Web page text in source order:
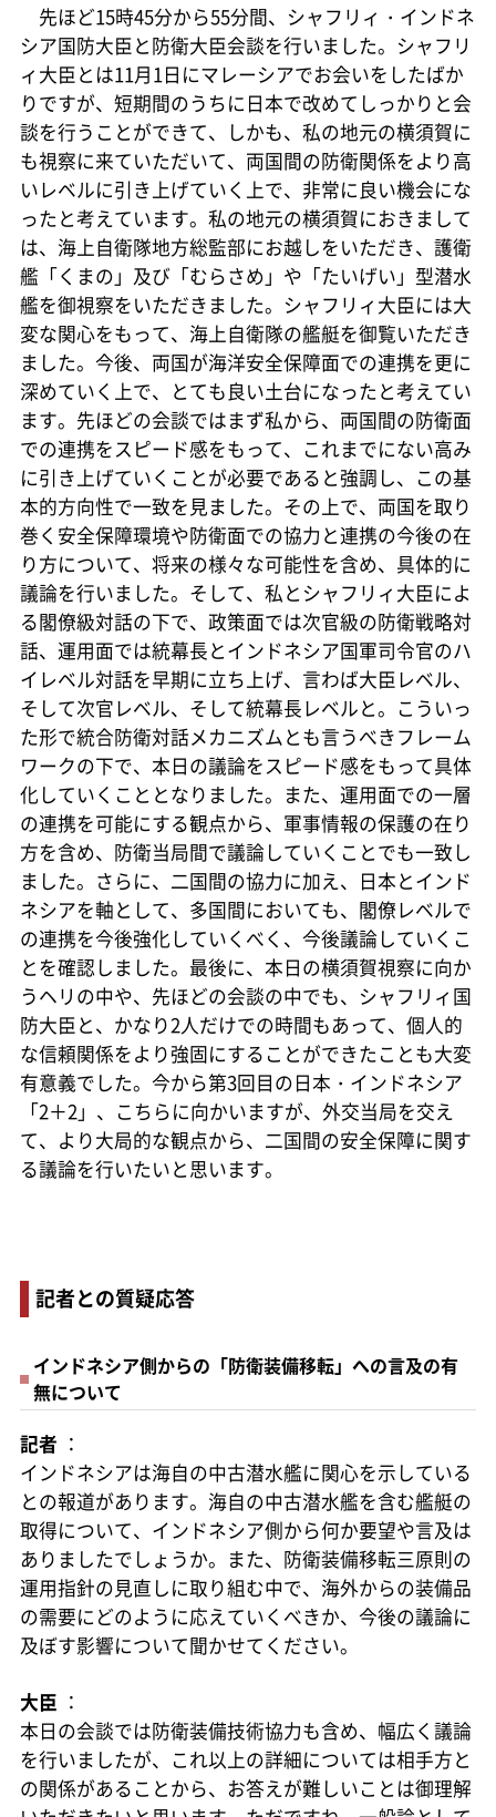
先ほど15時45分から55分間、シャフリィ・インドネ
シア国防大臣と防衛大臣会談を行いました。シャフリ
ィ大臣とは11月1日にマレーシアでお会いをしたばか
りですが、短期間のうちに日本で改めてしっかりと会
談を行うことができて、しかも、私の地元の横須賀に
も視察に来ていただいて、両国間の防衛関係をより高
いレベルに引き上げていく上で、非常に良い機会にな
ったと考えています。私の地元の横須賀におきまして
は、海上自衛隊地方総監部にお越しをいただき、護衛
艦「くまの」及び「むらさめ」や「たいげい」型潜水
艦を御視察をいただきました。シャフリィ大臣には大
変な関心をもって、海上自衛隊の艦艇を御覧いただき
ました。今後、両国が海洋安全保障面での連携を更に
深めていく上で、とても良い土台になったと考えてい
ます。先ほどの会談ではまず私から、両国間の防衛面
での連携をスピード感をもって、これまでにない高み
に引き上げていくことが必要であると強調し、この基
本的方向性で一致を見ました。その上で、両国を取り
巻く安全保障環境や防衛面での協力と連携の今後の在
り方について、将来の様々な可能性を含め、具体的に
議論を行いました。そして、私とシャフリィ大臣によ
る閣僚級対話の下で、政策面では次官級の防衛戦略対
話、運用面では統幕長とインドネシア国軍司令官のハ
イレベル対話を早期に立ち上げ、言わば大臣レベル、
そして次官レベル、そして統幕長レベルと。こういっ
た形で統合防衛対話メカニズムとも言うべきフレーム
ワークの下で、本日の議論をスピード感をもって具体
化していくこととなりました。また、運用面での一層
の連携を可能にする観点から、軍事情報の保護の在り
方を含め、防衛当局間で議論していくことでも一致し
ました。さらに、二国間の協力に加え、日本とインド
ネシアを軸として、多国間においても、閣僚レベルで
の連携を今後強化していくべく、今後議論していくこ
とを確認しました。最後に、本日の横須賀視察に向か
うヘリの中や、先ほどの会談の中でも、シャフリィ国
防大臣と、かなり2人だけでの時間もあって、個人的
な信頼関係をより強固にすることができたことも大変
有意義でした。今から第3回目の日本・インドネシア
「2＋2」、こちらに向かいますが、外交当局を交え
て、より大局的な観点から、二国間の安全保障に関す
る議論を行いたいと思います。
記者との質疑応答
インドネシア側からの「防衛装備移転」への言及の有
無について
記者 ：
インドネシアは海自の中古潜水艦に関心を示している
との報道があります。海自の中古潜水艦を含む艦艇の
取得について、インドネシア側から何か要望や言及は
ありましたでしょうか。また、防衛装備移転三原則の
運用指針の見直しに取り組む中で、海外からの装備品
の需要にどのように応えていくべきか、今後の議論に
及ぼす影響について聞かせてください。
大臣 ：
本日の会談では防衛装備技術協力も含め、幅広く議論
を行いましたが、これ以上の詳細については相手方と
の関係があることから、お答えが難しいことは御理解